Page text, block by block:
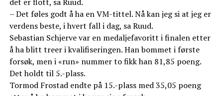
det er flott, sa Ruud.
– Det føles godt å ha en VM-tittel. Nå kan jeg si at jeg er
verdens beste, i hvert fall i dag, sa Ruud.
Sebastian Schjerve var en medaljefavoritt i finalen etter
å ha blitt treer i kvalifiseringen. Han bommet i første
forsøk, men i «run» nummer to fikk han 81,85 poeng.
Det holdt til 5.-plass.
Tormod Frostad endte på 15.-plass med 35,05 poeng